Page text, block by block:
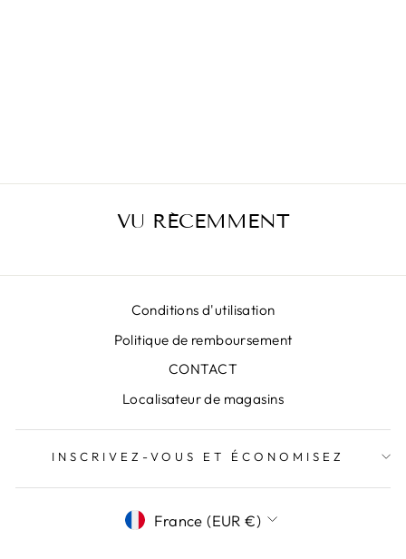
VU RÉCEMMENT
Conditions d'utilisation
Politique de remboursement
CONTACT
Localisateur de magasins
INSCRIVEZ-VOUS ET ÉCONOMISEZ
DEVISE
France (EUR €)